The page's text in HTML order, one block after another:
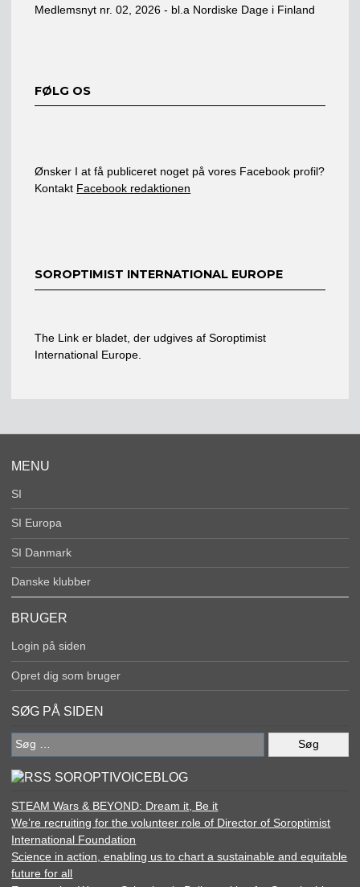
Medlemsnyt nr. 02, 2026 - bl.a Nordiske Dage i Finland
FØLG OS
Ønsker I at få publiceret noget på vores Facebook profil?
Kontakt Facebook redaktionen
SOROPTIMIST INTERNATIONAL EUROPE
The Link er bladet, der udgives af Soroptimist
International Europe.
MENU
SI
SI Europa
SI Danmark
Danske klubber
BRUGER
Login på siden
Opret dig som bruger
SØG PÅ SIDEN
Søg
efter:
SOROPTIVOICEBLOG
STEAM Wars & BEYOND: Dream it, Be it
We’re recruiting for the volunteer role of Director of Soroptimist
International Foundation
Science in action, enabling us to chart a sustainable and equitable
future for all